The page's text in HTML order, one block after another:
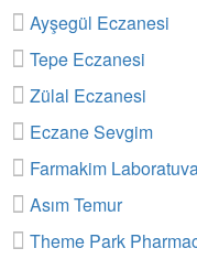
Ayşegül Eczanesi
Tepe Eczanesi
Zülal Eczanesi
Eczane Sevgim
Farmakim
Asım Temur
Theme Park